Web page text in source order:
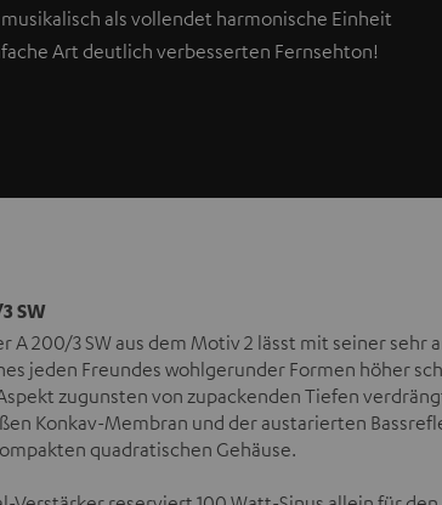
als vollendet harmonische Einheit
Art deutlich verbesserten Fernsehton!
SW
A 200/3 SW aus dem Motiv 2 lässt mit seiner sehr
jeden Freundes wohlgerunder Formen höher
zugunsten von zupackenden Tiefen
Konkav-Membran und der austarierten
quadratischen Gehäuse.